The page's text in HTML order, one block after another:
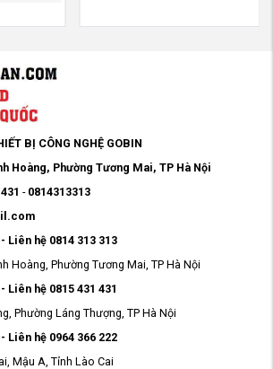
BỊ CÔNG NGHỆ GOBIN
Hoàng, Phường Tương Mai, TP Hà Nội
- 0814313313
- Liên hệ 0814 313 313
Hoàng, Phường Tương Mai, TP Hà Nội
Liên hệ 0815 431 431
Phường Láng Thượng, TP Hà Nội
- Liên hệ 0964 366 222
Mậu A, Tỉnh Lào Cai